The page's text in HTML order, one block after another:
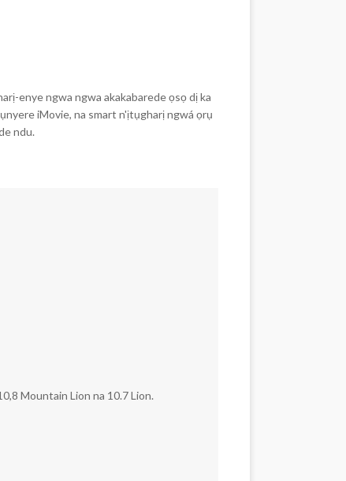
enye ngwa ngwa akakabarede ọsọ dị ka
iMovie, na smart n'ịtụgharị ngwá ọrụ
ndu.
Mountain Lion na 10.7 Lion.